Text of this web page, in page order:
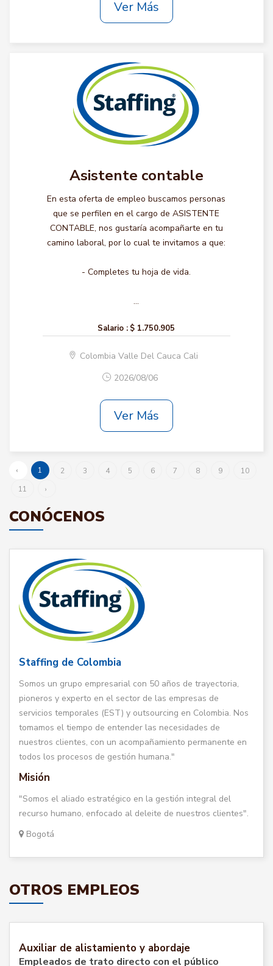
Ver Más
Asistente contable
En esta oferta de empleo buscamos personas
que se perfilen en el cargo de ASISTENTE
CONTABLE, nos gustaría acompañarte en tu
camino laboral, por lo cual te invitamos a que:
- Completes tu hoja de vida.
...
Salario : $ 1.750.905
Colombia Valle Del Cauca Cali
2026/08/06
Ver Más
‹ 1 2 3 4 5 6 7 8 9
10
11
›
CONÓCENOS
Staffing de Colombia
Somos un grupo empresarial con 50 años de trayectoria,
pioneros y experto en el sector de las empresas de
servicios temporales (EST) y outsourcing en Colombia. Nos
tomamos el tiempo de entender las necesidades de
nuestros clientes, con un acompañamiento permanente en
todos los procesos de gestión humana."
Misión
"Somos el aliado estratégico en la gestión integral del
recurso humano, enfocado al deleite de nuestros clientes".
Bogotá
OTROS EMPLEOS
Auxiliar de alistamiento y abordaje
Empleados de trato directo con el público